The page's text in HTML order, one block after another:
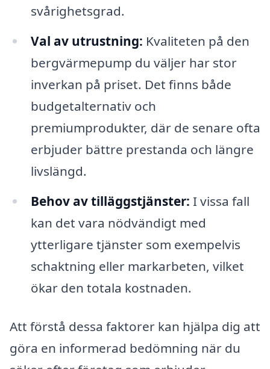
svårighetsgrad.
Val av utrustning: Kvaliteten på den
bergvärmepump du väljer har stor
inverkan på priset. Det finns både
budgetalternativ och
premiumprodukter, där de senare ofta
erbjuder bättre prestanda och längre
livslängd.
Behov av tilläggstjänster: I vissa fall
kan det vara nödvändigt med
ytterligare tjänster som exempelvis
schaktning eller markarbeten, vilket
ökar den totala kostnaden.
Att förstå dessa faktorer kan hjälpa dig att
göra en informerad bedömning när du